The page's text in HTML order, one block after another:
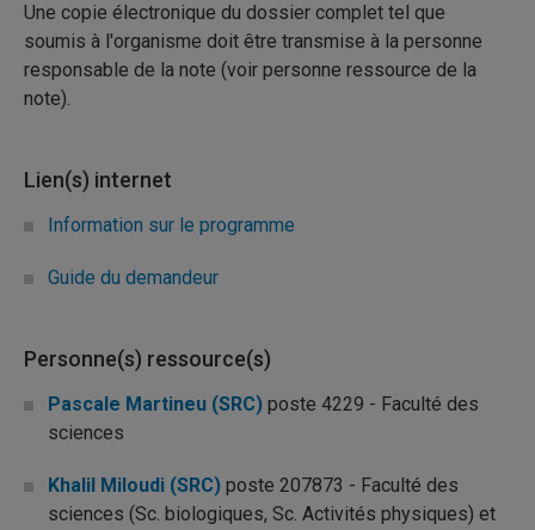
Une copie électronique du dossier complet tel que
soumis à l'organisme doit être transmise à la personne
responsable de la note (voir personne ressource de la
note).
Lien(s) internet
Information sur le programme
Guide du demandeur
Personne(s) ressource(s)
Pascale Martineu (SRC) poste 4229 - Faculté des
sciences
Khalil Miloudi (SRC) poste 207873 - Faculté des
sciences (Sc. biologiques, Sc. Activités physiques) et